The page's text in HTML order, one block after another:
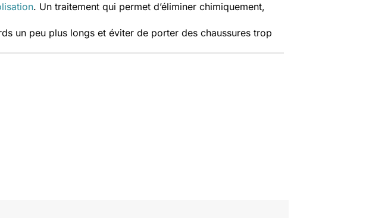
. Un traitement qui permet d’éliminer chimiquement,
un peu plus longs et éviter de porter des chaussures trop